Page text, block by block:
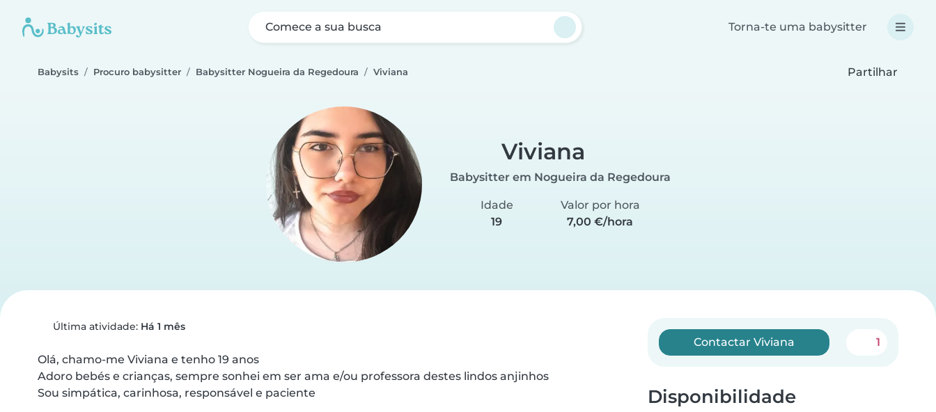
Comece a sua busca Torna-te uma babysitter
Babysits Procuro babysitter Babysitter Nogueira da Regedoura Viviana Partilhar
Viviana
Babysitter em Nogueira da Regedoura
Idade
19
Valor por hora
7,00 €/hora
Última atividade: Há 1 mês
Olá, chamo-me Viviana e tenho 19 anos
Adoro bebés e crianças, sempre sonhei em ser ama e/ou professora destes lindos anjinhos
Sou simpática, carinhosa, responsável e paciente
Contactar Viviana 1
Disponibilidade